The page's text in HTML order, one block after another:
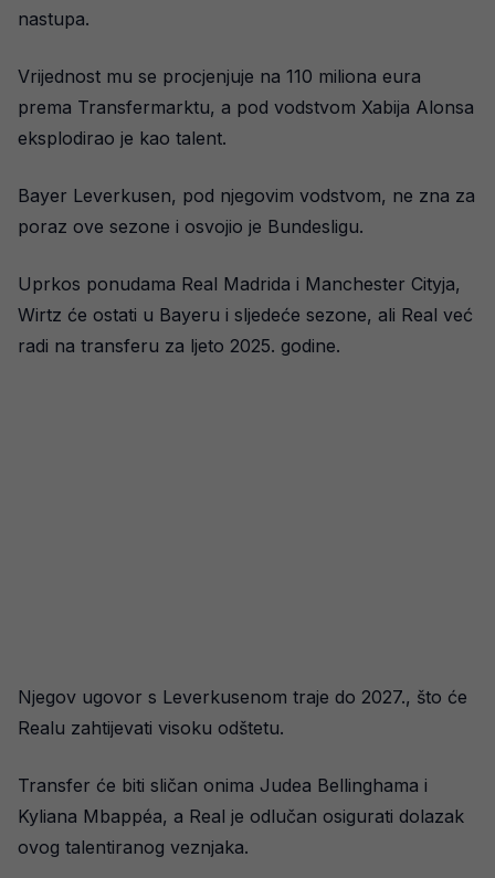
nastupa.
Vrijednost mu se procjenjuje na 110 miliona eura
prema Transfermarktu, a pod vodstvom Xabija Alonsa
eksplodirao je kao talent.
Bayer Leverkusen, pod njegovim vodstvom, ne zna za
poraz ove sezone i osvojio je Bundesligu.
Uprkos ponudama Real Madrida i Manchester Cityja,
Wirtz će ostati u Bayeru i sljedeće sezone, ali Real već
radi na transferu za ljeto 2025. godine.
Njegov ugovor s Leverkusenom traje do 2027., što će
Realu zahtijevati visoku odštetu.
Transfer će biti sličan onima Judea Bellinghama i
Kyliana Mbappéa, a Real je odlučan osigurati dolazak
ovog talentiranog veznjaka.